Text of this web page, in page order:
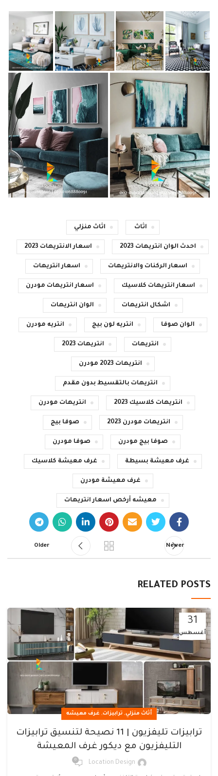
اثاث اثاث منزلي
احدث الوان انتريهات 2023 اسعار الانتريهات 2023
اسعار الركنات والانتريهات اسعار انتريهات
اسعار انتريهات كلاسيك اسعار انتريهات مودرن
اشكال انتريهات الوان انتريهات
الوان صوفا انتريه لون بيج انتريه مودرن
انتريهات انتريهات 2023
انتريهات 2023 مودرن
انتريهات بالتقسيط بدون مقدم
انتريهات كلاسيك 2023 انتريهات مودرن
انتريهات مودرن 2023 صوفا بيج
صوفا بيج مودرن صوفا مودرن
غرف معيشة بسيطة غرف معيشة كلاسيك
غرف معيشة مودرن
معيشه أرخص اسعار انتريهات
Newer
Older
RELATED POSTS
31
أغسطس
أثاث منزلي, ترابيزات, غرف معيشه
ترابيزات تليفزيون | 11 نصيحة لتنسيق ترابيزات
التليفزيون مع ديكور غرف المعيشة
Location Design
0